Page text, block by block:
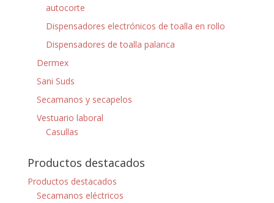
autocorte
Dispensadores electrónicos de toalla en rollo
Dispensadores de toalla palanca
Dermex
Sani Suds
Secamanos y secapelos
Vestuario laboral
Casullas
Productos destacados
Productos destacados
Secamanos eléctricos